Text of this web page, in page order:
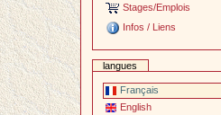
Stages/Emplois
Infos / Liens
langues
Français
English